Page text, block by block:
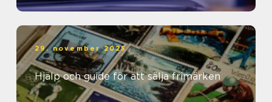
29. november 2025
Hjälp och guide för att sälja frimärken